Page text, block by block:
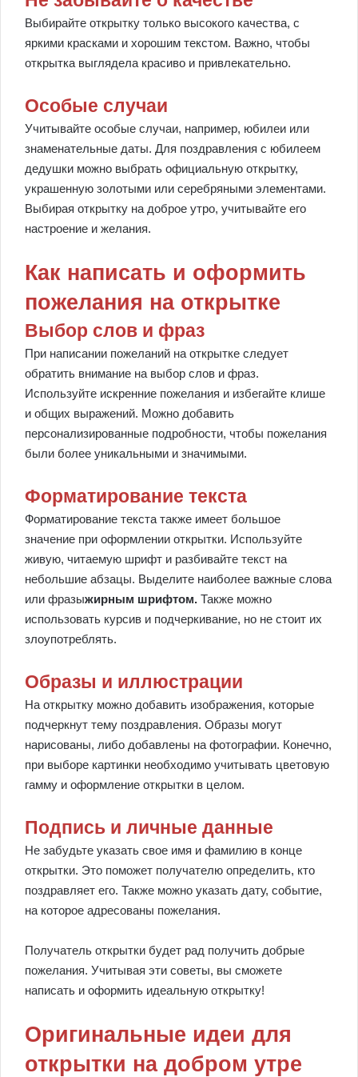
Выбирайте открытку только высокого качества, с
яркими красками и хорошим текстом. Важно, чтобы
открытка выглядела красиво и привлекательно.
Особые случаи
Учитывайте особые случаи, например, юбилеи или
знаменательные даты. Для поздравления с юбилеем
дедушки можно выбрать официальную открытку,
украшенную золотыми или серебряными элементами.
Выбирая открытку на доброе утро, учитывайте его
настроение и желания.
Как написать и оформить
пожелания на открытке
Выбор слов и фраз
При написании пожеланий на открытке следует
обратить внимание на выбор слов и фраз.
Используйте искренние пожелания и избегайте клише
и общих выражений. Можно добавить
персонализированные подробности, чтобы пожелания
были более уникальными и значимыми.
Форматирование текста
Форматирование текста также имеет большое
значение при оформлении открытки. Используйте
живую, читаемую шрифт и разбивайте текст на
небольшие абзацы. Выделите наиболее важные слова
или фразыжирным шрифтом. Также можно
использовать курсив и подчеркивание, но не стоит их
злоупотреблять.
Образы и иллюстрации
На открытку можно добавить изображения, которые
подчеркнут тему поздравления. Образы могут
нарисованы, либо добавлены на фотографии. Конечно,
при выборе картинки необходимо учитывать цветовую
гамму и оформление открытки в целом.
Подпись и личные данные
Не забудьте указать свое имя и фамилию в конце
открытки. Это поможет получателю определить, кто
поздравляет его. Также можно указать дату, событие,
на которое адресованы пожелания.
Получатель открытки будет рад получить добрые
пожелания. Учитывая эти советы, вы сможете
написать и оформить идеальную открытку!
Оригинальные идеи для
открытки на добром утре